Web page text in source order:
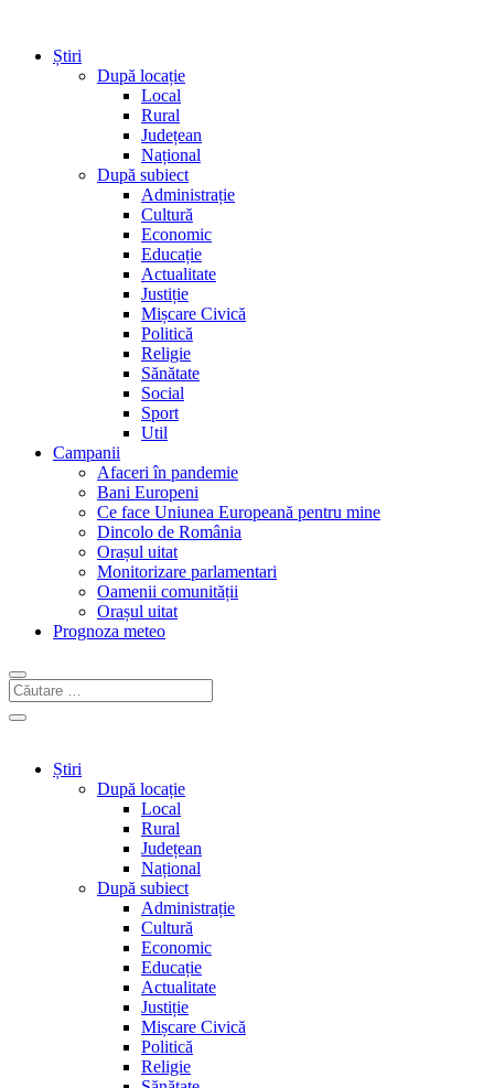
Știri
După locație
Local
Rural
Județean
Național
După subiect
Administrație
Cultură
Economic
Educație
Actualitate
Justiție
Mișcare Civică
Politică
Religie
Sănătate
Social
Sport
Util
Campanii
Afaceri în pandemie
Bani Europeni
Ce face Uniunea Europeană pentru mine
Dincolo de România
Orașul uitat
Monitorizare parlamentari
Oamenii comunității
Orașul uitat
Prognoza meteo
Știri
După locație
Local
Rural
Județean
Național
După subiect
Administrație
Cultură
Economic
Educație
Actualitate
Justiție
Mișcare Civică
Politică
Religie